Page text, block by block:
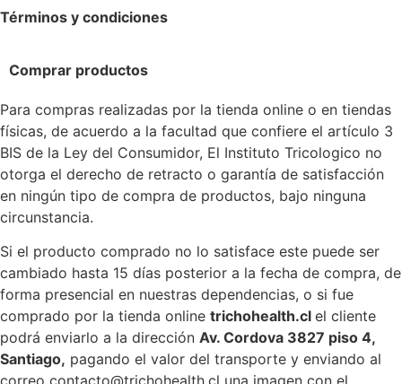
Términos y condiciones
Comprar productos
Para compras realizadas por la tienda online o en tiendas
físicas, de acuerdo a la facultad que confiere el artículo 3
BIS de la Ley del Consumidor, El Instituto Tricologico no
otorga el derecho de retracto o garantía de satisfacción
en ningún tipo de compra de productos, bajo ninguna
circunstancia.
Si el producto comprado no lo satisface este puede ser
cambiado hasta 15 días posterior a la fecha de compra, de
forma presencial en nuestras dependencias, o si fue
comprado por la tienda online trichohealth.cl el cliente
podrá enviarlo a la dirección Av. Cordova 3827 piso 4,
Santiago, pagando el valor del transporte y enviando al